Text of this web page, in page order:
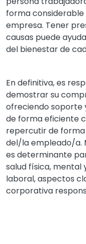
forma considerable
empresa. Tener
causas puede
del bienestar de
En definitiva, es
demostrar su
ofreciendo soporte
de forma eficiente
repercutir de
del/la empleado/a.
es determinante
salud física,
laboral, aspectos
corporativa